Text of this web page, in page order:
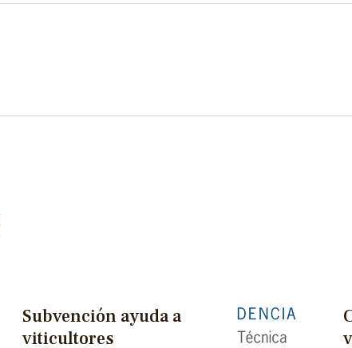
Subvención ayuda a
viticultores